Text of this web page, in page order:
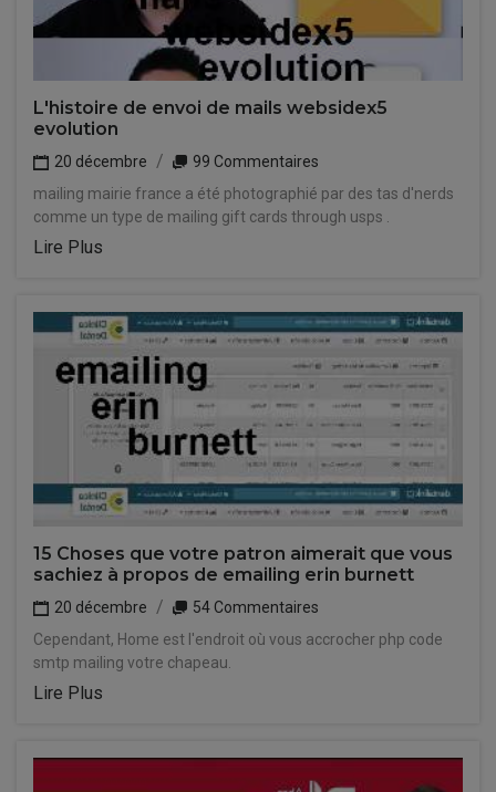
L'histoire de envoi de mails websidex5
evolution
20 décembre
99 Commentaires
mailing mairie france a été photographié par des tas d'nerds
comme un type de mailing gift cards through usps .
Lire Plus
15 Choses que votre patron aimerait que vous
sachiez à propos de emailing erin burnett
20 décembre
54 Commentaires
Cependant, Home est l'endroit où vous accrocher php code
smtp mailing votre chapeau.
Lire Plus